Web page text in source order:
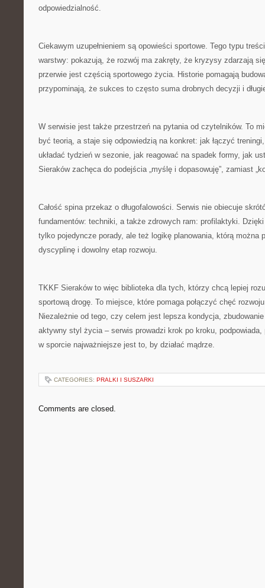
odpowiedzialność.
Ciekawym uzupełnieniem są opowieści sportowe. Tego typu
warstwy: pokazują, że rozwój ma zakręty, że kryzysy zdarzają
przerwie jest częścią sportowego życia. Historie pomagają
przypominają, że sukces to często suma drobnych decyzji i
W serwisie jest także przestrzeń na pytania od czytelników. To
być teorią, a staje się odpowiedzią na konkret: jak łączyć
układać tydzień w sezonie, jak reagować na spadek formy, jak
Sieraków zachęca do podejścia „myślę i dopasowuję”, zamiast
Całość spina przekaz o długofalowości. Serwis nie obiecuje
fundamentów: techniki, a także zdrowych ram: profilaktyki.
tylko pojedyncze porady, ale też logikę planowania, którą można
dyscyplinę i dowolny etap rozwoju.
TKKF Sieraków to więc biblioteka dla tych, którzy chcą lepiej
sportową drogę. To miejsce, które pomaga połączyć chęć
Niezależnie od tego, czy celem jest lepsza kondycja,
aktywny styl życia – serwis prowadzi krok po kroku,
w sporcie najważniejsze jest to, by działać mądrze.
CATEGORIES: PRALKI I SUSZARKI
Comments are closed.